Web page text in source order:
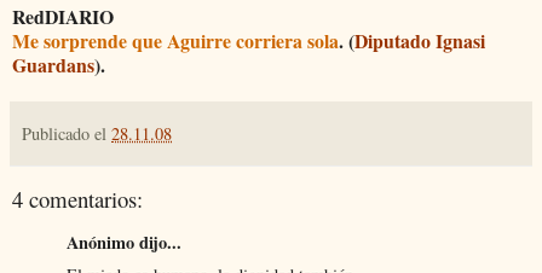
RedDIARIO
Me sorprende que Aguirre corriera sola. (Diputado Ignasi
Guardans).
Publicado el 28.11.08
4 comentarios:
Anónimo dijo...